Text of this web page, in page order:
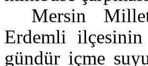
Mersin
Erdemli
gündür içme